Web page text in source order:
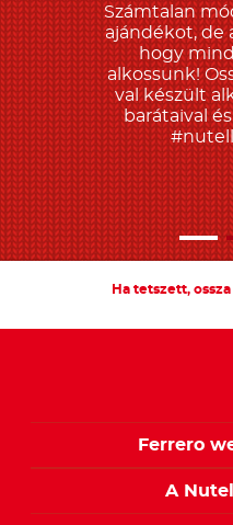
Számtalan
ajándékot, de
hogy
alkossunk!
val készült
barátaival
Ha tetszett,
Ferrero
A